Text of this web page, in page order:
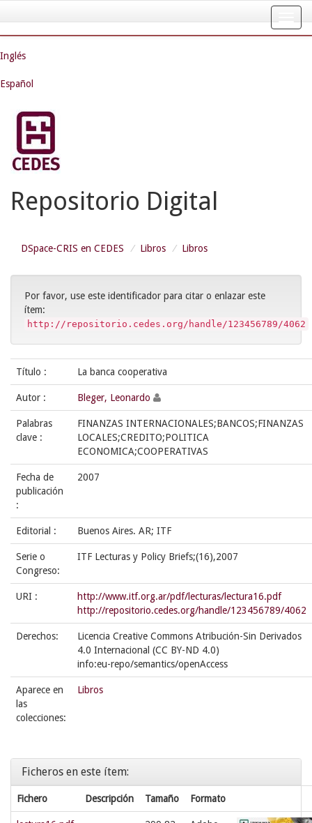
navigation
Inglés
Español
Repositorio Digital
DSpace-CRIS en CEDES Libros Libros
Por favor, use este identificador para citar o enlazar este
ítem:
http://repositorio.cedes.org/handle/123456789/4062
Título : La banca cooperativa
Autor : Bleger, Leonardo
Palabras
clave :
FINANZAS INTERNACIONALES;BANCOS;FINANZAS
LOCALES;CREDITO;POLITICA
ECONOMICA;COOPERATIVAS
Fecha de
publicación
:
2007
Editorial : Buenos Aires. AR; ITF
Serie o
Congreso:
ITF Lecturas y Policy Briefs;(16),2007
URI :
http://www.itf.org.ar/pdf/lecturas/lectura16.pdf
http://repositorio.cedes.org/handle/123456789/4062
Derechos:
Licencia Creative Commons Atribución-Sin Derivados
4.0 Internacional (CC BY-ND 4.0)
info:eu-repo/semantics/openAccess
Aparece en
las
colecciones:
Libros
Ficheros en este ítem:
Fichero Descripción Tamaño Formato